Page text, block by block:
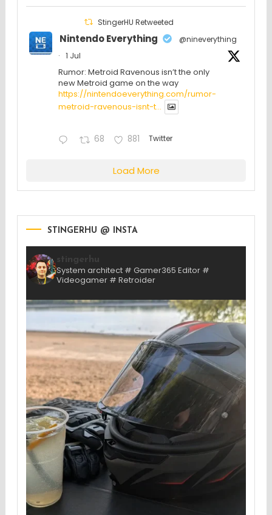
StingerHU Retweeted
Nintendo Everything
@nineverything
·
1 Jul
Rumor: Metroid Ravenous isn’t the only
new Metroid game on the way
https://nintendoeverything.com/rumor-
metroid-ravenous-isnt-t...
68 881 Twitter
Load More
STINGERHU @ INSTA
System architect # Gamer365 Editor #
Videogamer # Retroider